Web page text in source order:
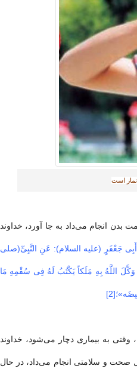
است
بدن انجام می‌داد به جا آورد، خداوند
جَعْفَرٍ (علیه السلام): عَنِ النَّبِیِّ(صلی
اللَّهُ بِهِ مَلَکاً یَکْتُبُ لَهُ فِی سُقْمِهِ مَا
وقتی به بیماری دچار می‌شود، خداوند
صحت و سلامتی انجام می‌داد، در حال